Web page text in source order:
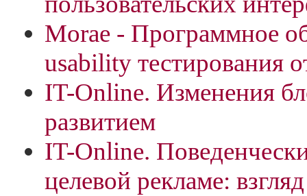
Morae - Программное
usability тестирования
IT-Online. Изменения
развитием
IT-Online.
целевой рекламе: